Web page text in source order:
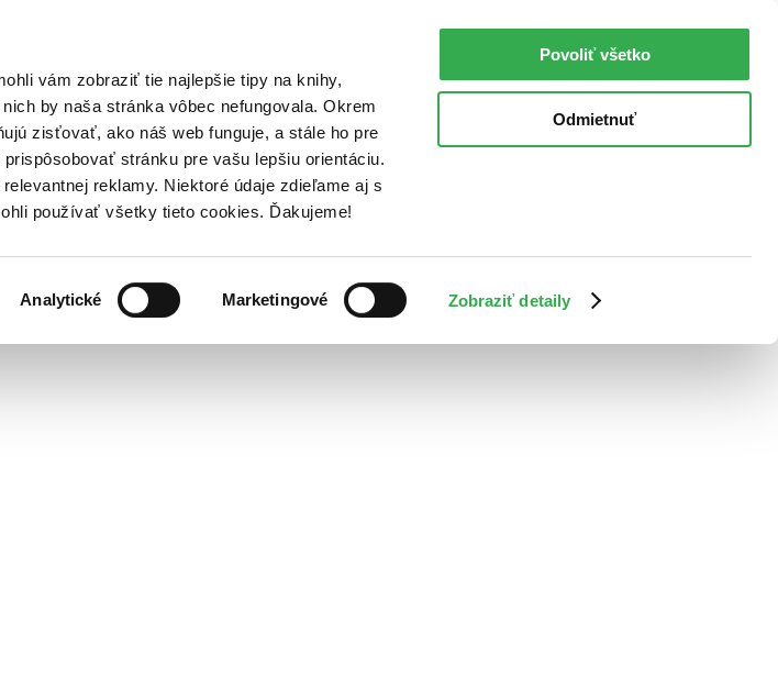
vám zobraziť tie najlepšie tipy na knihy,
by naša stránka vôbec nefungovala. Okrem
zisťovať, ako náš web funguje, a stále ho pre
stránku pre vašu lepšiu orientáciu.
reklamy. Niektoré údaje zdieľame aj s
používať všetky tieto cookies. Ďakujeme!
Analytické Marketingové Zobraziť detaily
Povoliť všetko
Odmietnuť